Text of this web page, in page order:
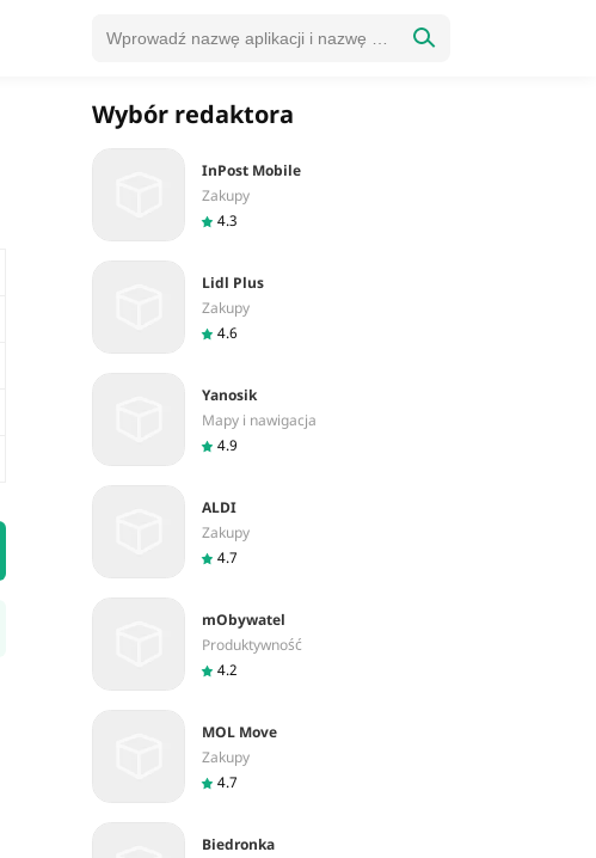
Wybór redaktora
InPost Mobile
Zakupy
4.3
Lidl Plus
Zakupy
4.6
Yanosik
Mapy i nawigacja
4.9
ALDI
Zakupy
4.7
mObywatel
Produktywność
4.2
MOL Move
Zakupy
4.7
Biedronka